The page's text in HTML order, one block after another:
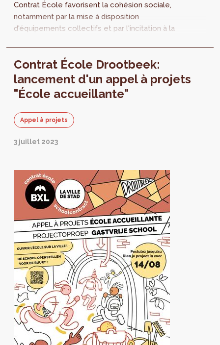
Contrat École favorisent la cohésion sociale,
notamment par la mise à disposition
d'équipements collectifs et par l'incitation à la
Contrat École Drootbeek:
lancement d'un appel à projets
"École accueillante"
Appel à projets
3 juillet 2023